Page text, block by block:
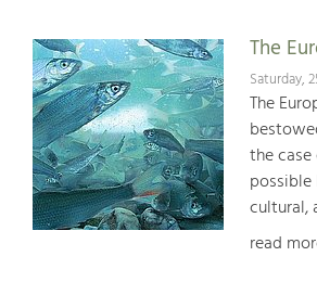
The
Saturday,
The
the
cultural,
read